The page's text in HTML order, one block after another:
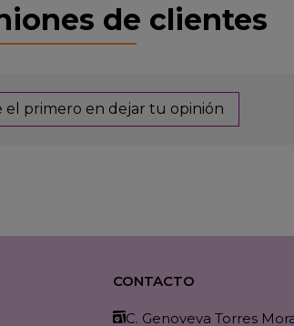
de clientes
el primero en dejar tu opinión
CONTACTO
C. Genoveva Torres